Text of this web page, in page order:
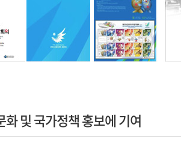
및 국가정책 홍보에 기여